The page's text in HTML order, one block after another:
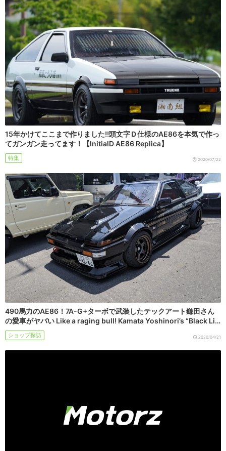
15年かけてここまで作りました!!頭文字Ｄ仕様のAE86を本気で作っ
てガンガン走ってます！【InitialD AE86 Replica】
特集 2020/07/22
490馬力のAE86！7A-G+ターボで武装したテックアート鎌田さん
の愛車がヤバい Like a raging bull! Kamata Yoshinori’s “Black Li…
ショップ探訪 2020/04/21